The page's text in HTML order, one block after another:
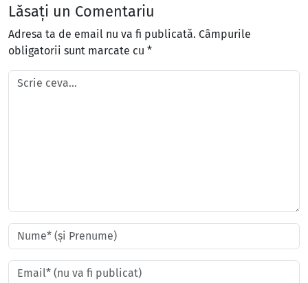
Lăsați un Comentariu
Adresa ta de email nu va fi publicată. Câmpurile
obligatorii sunt marcate cu *